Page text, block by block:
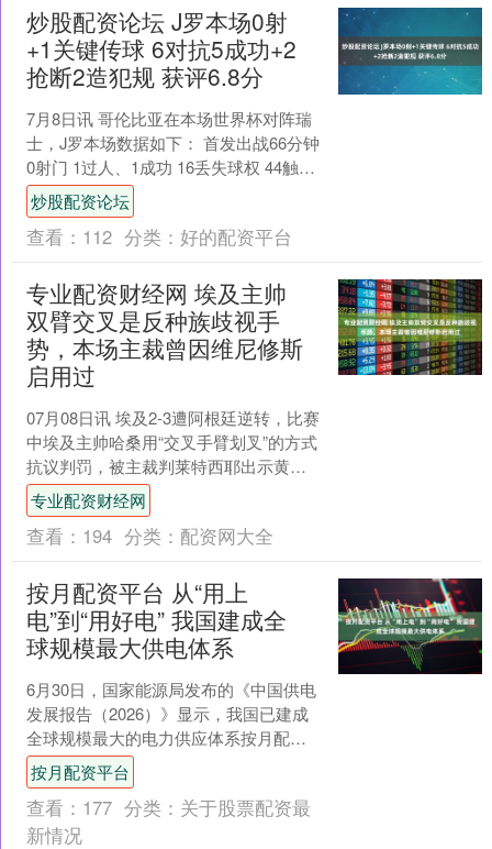
炒股配资论坛 J罗本场0射
+1关键传球 6对抗5成功+2
抢断2造犯规 获评6.8分
7月8日讯 哥伦比亚在本场世界杯对阵瑞
士，J罗本场数据如下： 首发出战66分钟
0射门 1过人、1成功 16丢失球权 44触球
26传球，成功率80.8% 1关....
炒股配资论坛
查看： 112 分类： 好的配资平台
专业配资财经网 埃及主帅
双臂交叉是反种族歧视手
势，本场主裁曾因维尼修斯
启用过
07月08日讯 埃及2-3遭阿根廷逆转，比赛
中埃及主帅哈桑用“交叉手臂划叉”的方式
抗议判罚，被主裁判莱特西耶出示黄
牌。 哈桑的手势并不是随意而为，而是
标准的“反....
专业配资财经网
查看： 194 分类： 配资网大全
按月配资平台 从“用上
电”到“用好电” 我国建成全
球规模最大供电体系
6月30日，国家能源局发布的《中国供电
发展报告（2026）》显示，我国已建成
全球规模最大的电力供应体系按月配资
平台，电力用户总量接近8亿户，居全球
首位，城乡供电....
按月配资平台
查看： 177 分类： 关于股票配资最
新情况